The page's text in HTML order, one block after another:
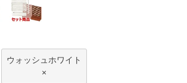
ウォッシュホワイト
×